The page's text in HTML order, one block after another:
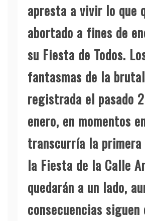
apresta a vivir lo que
abortado a fines de
su Fiesta de Todos.
fantasmas de la
registrada el pasado
enero, en momentos
transcurría la primera
la Fiesta de la Calle
quedarán a un lado,
consecuencias siguen